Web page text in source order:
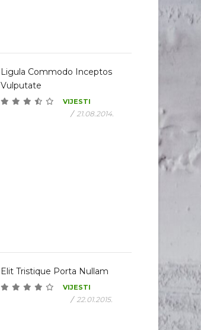
Ligula Commodo Inceptos
Vulputate
VIJESTI
/ 21.08.2014.
Elit Tristique Porta Nullam
VIJESTI
/ 22.01.2015.